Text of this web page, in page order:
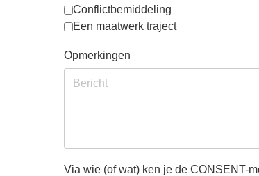
Conflictbemiddeling
Een maatwerk traject
Opmerkingen
Via wie (of wat) ken je de CONSENT-